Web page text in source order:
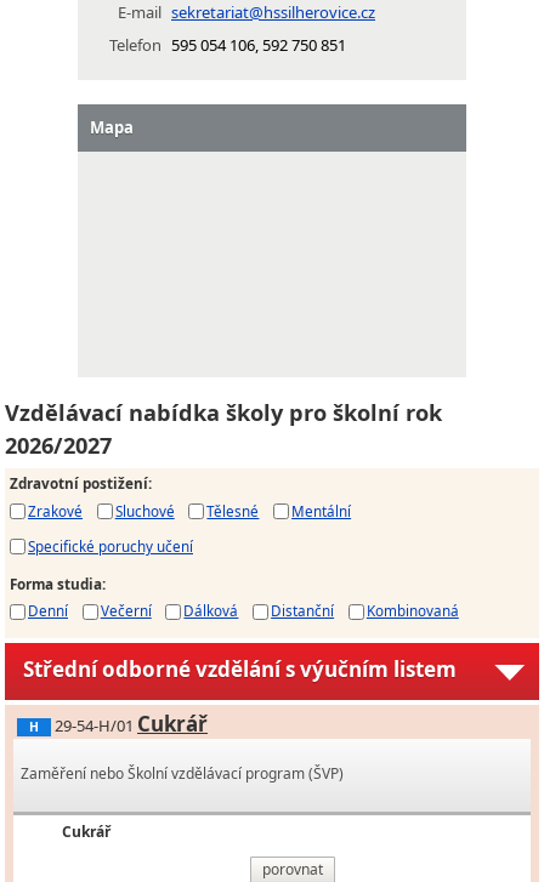
E-mail sekretariat@hssilherovice.cz
Telefon 595 054 106, 592 750 851
Mapa
Vzdělávací nabídka školy pro školní rok
2026/2027
Zdravotní postižení:
Zrakové
Sluchové Tělesné
Mentální
Specifické poruchy učení
Forma studia:
Denní
Večerní Dálková Distanční Kombinovaná
Střední odborné vzdělání s výučním listem
H 29-54-H/01 Cukrář
Zaměření nebo Školní vzdělávací program (ŠVP)
Cukrář
porovnat